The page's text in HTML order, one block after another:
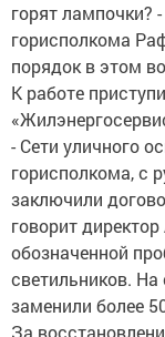
горят лампочки?
горисполкома
порядок в этом
К работе
- Сети уличного
горисполкома, с
заключили
говорит
обозначенной
светильников.
заменили более